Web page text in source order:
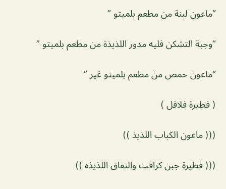
“ماعون لبنة من مطعم بلميتو ”
“وجبة التشكن فليه مدور اللذيذة من مطعم بلميتو ”
“ماعون حمص من مطعم بلميتو غير ”
( فطيرة فلافل ) ⠀⠀
((( ماعون الكباب اللذيذ )) ⠀⠀
((( فطيرة جبن كرافت والنقاق اللذيذه )) ⠀⠀